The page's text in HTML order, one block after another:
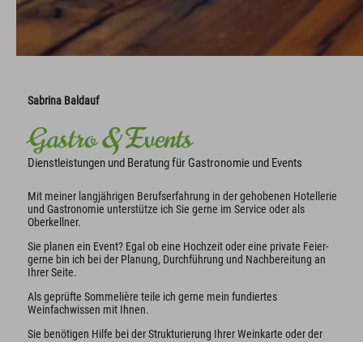
Sabrina Baldauf
Gastro & Events
Dienstleistungen und Beratung für Gastronomie und Events
Mit meiner langjährigen Berufserfahrung in der gehobenen Hotellerie
und Gastronomie unterstütze ich Sie gerne im Service oder als
Oberkellner.
Sie planen ein Event? Egal ob eine Hochzeit oder eine private Feier-
gerne bin ich bei der Planung, Durchführung und Nachbereitung an
Ihrer Seite.
Als geprüfte Sommelière teile ich gerne mein fundiertes
Weinfachwissen mit Ihnen.
Sie benötigen Hilfe bei der Strukturierung Ihrer Weinkarte oder der